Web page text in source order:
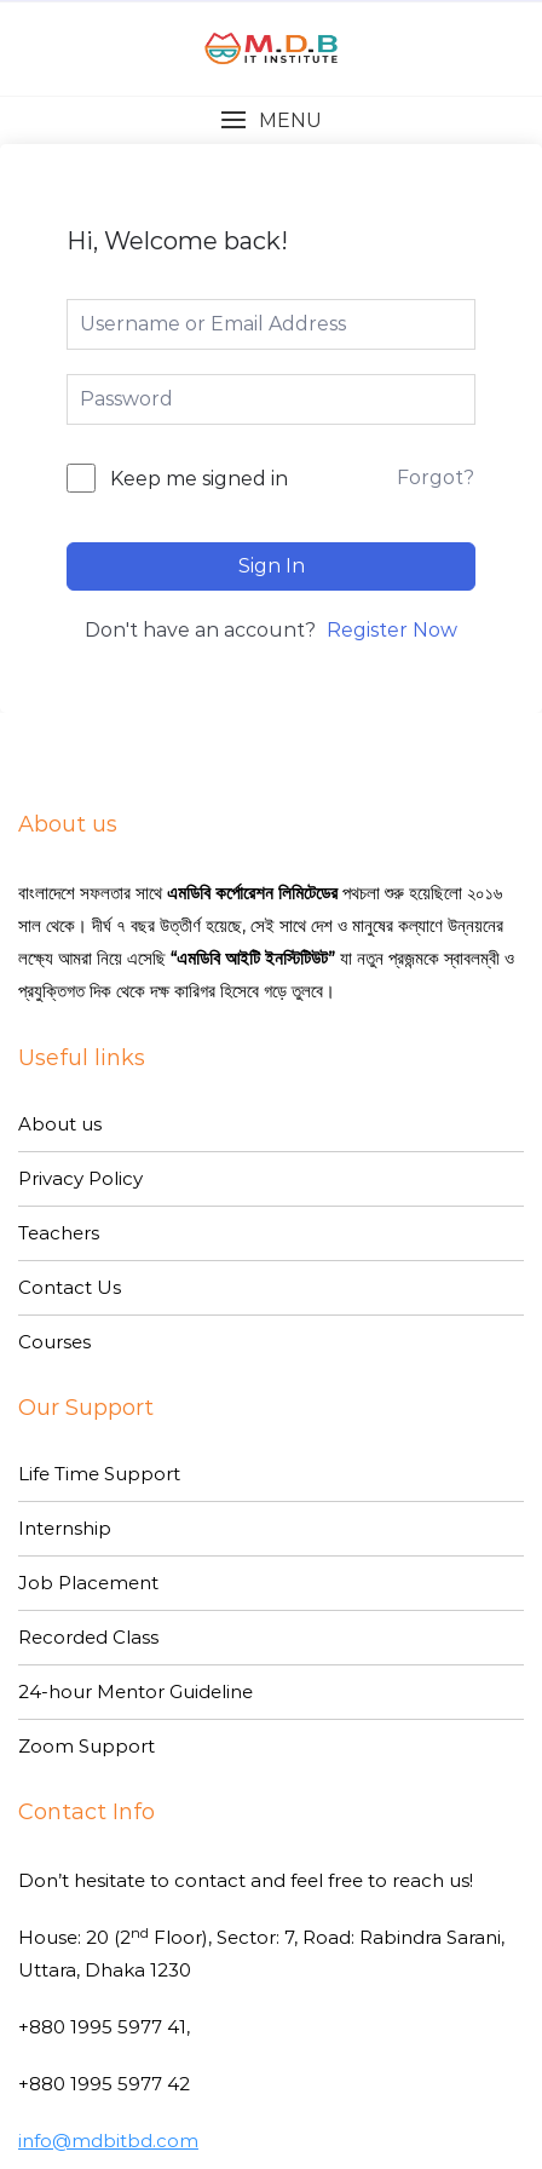
MENU
Hi, Welcome back!
Keep me signed in Forgot?
Sign In
Don't have an account? Register Now
About us
বাংলাদেশে সফলতার সাথেএমডিবি কর্পোরেশন লিমিটেডেরপথচলা শুরু হয়েছিলো ২০১৬
সাল থেকে। দীর্ঘ ৭ বছর উত্তীর্ণ হয়েছে, সেই সাথে দেশ ও মানুষের কল্যাণে উন্নয়নের
লক্ষ্যে আমরা নিয়ে এসেছি “এমডিবি আইটি ইনস্টিটিউট” যা নতুন প্রজন্মকে স্বাবলম্বী ও
প্রযুক্তিগত দিক থেকে দক্ষ কারিগর হিসেবে গড়ে তুলবে।
Useful links
About us
Privacy Policy
Teachers
Contact Us
Courses
Our Support
Life Time Support
Internship
Job Placement
Recorded Class
24-hour Mentor Guideline
Zoom Support
Contact Info
Don’t hesitate to contact and feel free to reach us!
House: 20 (2nd Floor), Sector: 7, Road: Rabindra Sarani,
Uttara, Dhaka 1230
+880 1995 5977 41,
+880 1995 5977 42
info@mdbitbd.com